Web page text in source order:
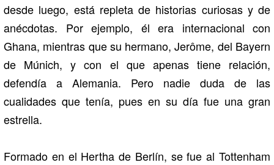
desde luego, está repleta de historias curiosas y de
anécdotas. Por ejemplo, él era internacional con
Ghana, mientras que su hermano, Jerôme, del Bayern
de Múnich, y con el que apenas tiene relación,
defendía a Alemania. Pero nadie duda de las
cualidades que tenía, pues en su día fue una gran
estrella.
Formado en el Hertha de Berlín, se fue al Tottenham